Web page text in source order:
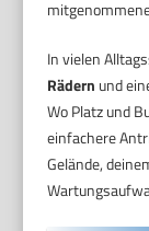
In vielen
Rädern und
Wo Platz und
einfachere
Gelände,